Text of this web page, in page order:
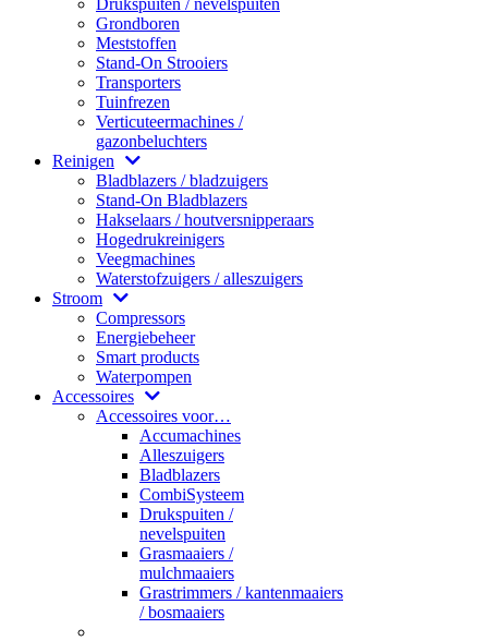
Drukspuiten / nevelspuiten
Grondboren
Meststoffen
Stand-On Strooiers
Transporters
Tuinfrezen
Verticuteermachines /
gazonbeluchters
Reinigen
Bladblazers / bladzuigers
Stand-On Bladblazers
Hakselaars / houtversnipperaars
Hogedrukreinigers
Veegmachines
Waterstofzuigers / alleszuigers
Stroom
Compressors
Energiebeheer
Smart products
Waterpompen
Accessoires
Accessoires voor…
Accumachines
Alleszuigers
Bladblazers
CombiSysteem
Drukspuiten /
nevelspuiten
Grasmaaiers /
mulchmaaiers
Grastrimmers / kantenmaaiers
/ bosmaaiers